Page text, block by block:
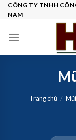
SkipCÔNG TY TNHH
NAM
Trang chủ /